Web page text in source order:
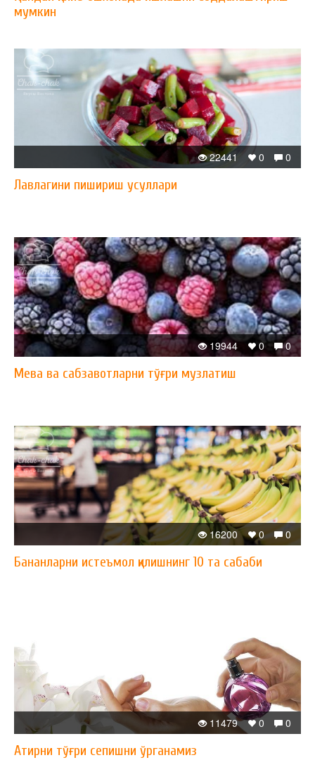
мумкин
0
0
22441
Лавлагини пишириш усуллари
0
0
19944
Мева ва сабзавотларни тўғри музлатиш
0
0
16200
Бананларни истеъмол қилишнинг 10 та сабаби
0
0
11479
Атирни тўғри сепишни ўрганамиз